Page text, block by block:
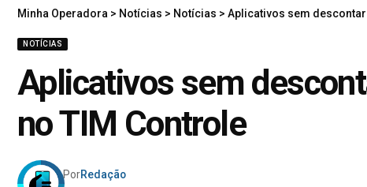
Minha Operadora > Notícias > Notícias > Aplicativos sem
NOTÍCIAS
Aplicativos sem
no TIM Controle
PorRedação